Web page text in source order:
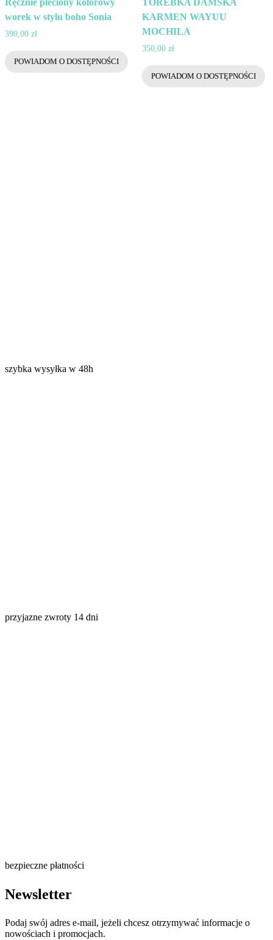
worek w stylu boho Sonia
390,00 zł
POWIADOM O DOSTĘPNOŚCI
KARMEN WAYUU
MOCHILA
350,00 zł
POWIADOM O DOSTĘPNOŚCI
szybka wysyłka w 48h
przyjazne zwroty 14 dni
bezpieczne płatności
Newsletter
Podaj swój adres e-mail, jeżeli chcesz otrzymywać informacje o
nowościach i promocjach.